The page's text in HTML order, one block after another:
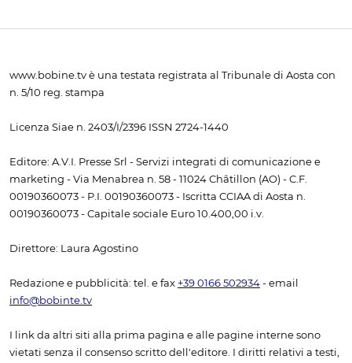
www.bobine.tv è una testata registrata al Tribunale di Aosta con
n. 5/10 reg. stampa
Licenza Siae n. 2403/I/2396 ISSN 2724-1440
Editore: A.V.I. Presse Srl - Servizi integrati di comunicazione e
marketing - Via Menabrea n. 58 - 11024 Châtillon (AO) - C.F.
00190360073 - P.I. 00190360073 - Iscritta CCIAA di Aosta n.
00190360073 - Capitale sociale Euro 10.400,00 i.v.
Direttore: Laura Agostino
Redazione e pubblicità: tel. e fax +39 0166 502934 - email
info@bobinte.tv
I link da altri siti alla prima pagina e alle pagine interne sono
vietati senza il consenso scritto dell'editore. I diritti relativi a testi,